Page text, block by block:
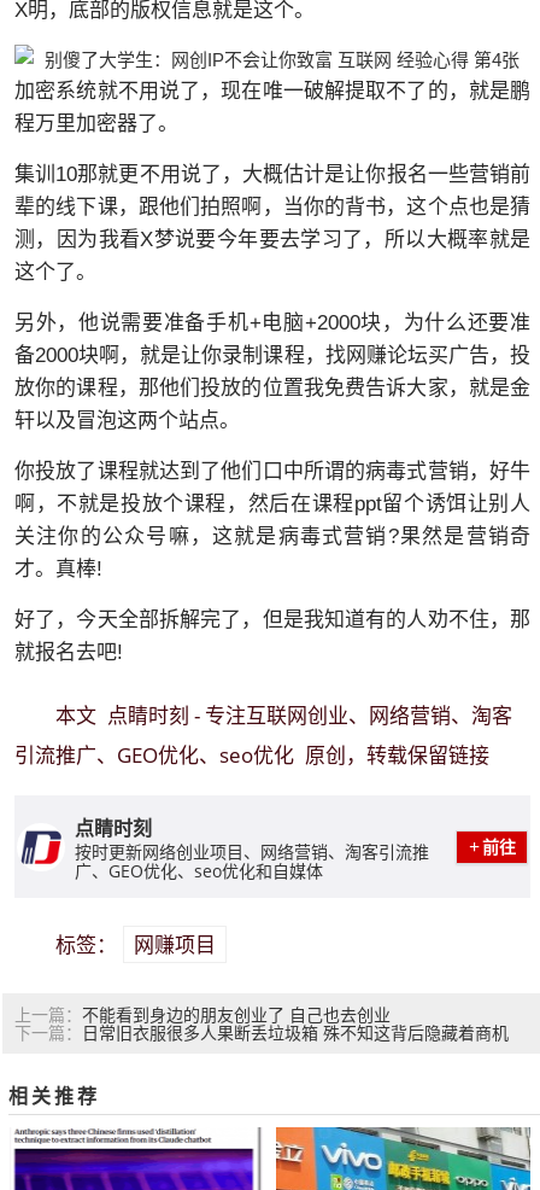
X明，底部的版权信息就是这个。
加密系统就不用说了，现在唯一破解提取不了的，就是鹏
程万里加密器了。
集训10那就更不用说了，大概估计是让你报名一些营销前
辈的线下课，跟他们拍照啊，当你的背书，这个点也是猜
测，因为我看X梦说要今年要去学习了，所以大概率就是
这个了。
另外，他说需要准备手机+电脑+2000块，为什么还要准
备2000块啊，就是让你录制课程，找网赚论坛买广告，投
放你的课程，那他们投放的位置我免费告诉大家，就是金
轩以及冒泡这两个站点。
你投放了课程就达到了他们口中所谓的病毒式营销，好牛
啊，不就是投放个课程，然后在课程ppt留个诱饵让别人
关注你的公众号嘛，这就是病毒式营销?果然是营销奇
才。真棒!
好了，今天全部拆解完了，但是我知道有的人劝不住，那
就报名去吧!
本文 点睛时刻 - 专注互联网创业、网络营销、淘客
引流推广、GEO优化、seo优化 原创，转载保留链接
点睛时刻
按时更新网络创业项目、网络营销、淘客引流推
广、GEO优化、seo优化和自媒体
前往
标签： 网赚项目
上一篇： 不能看到身边的朋友创业了 自己也去创业
下一篇： 日常旧衣服很多人果断丢垃圾箱 殊不知这背后隐藏着商机
相关推荐